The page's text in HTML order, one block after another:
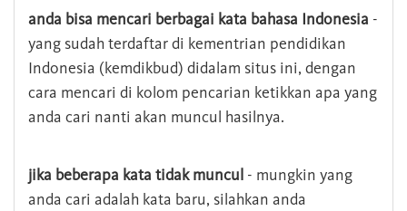
anda bisa mencari berbagai kata bahasa Indonesia -
yang sudah terdaftar di kementrian pendidikan
Indonesia (kemdikbud) didalam situs ini, dengan
cara mencari di kolom pencarian ketikkan apa yang
anda cari nanti akan muncul hasilnya.
jika beberapa kata tidak muncul - mungkin yang
anda cari adalah kata baru, silahkan anda